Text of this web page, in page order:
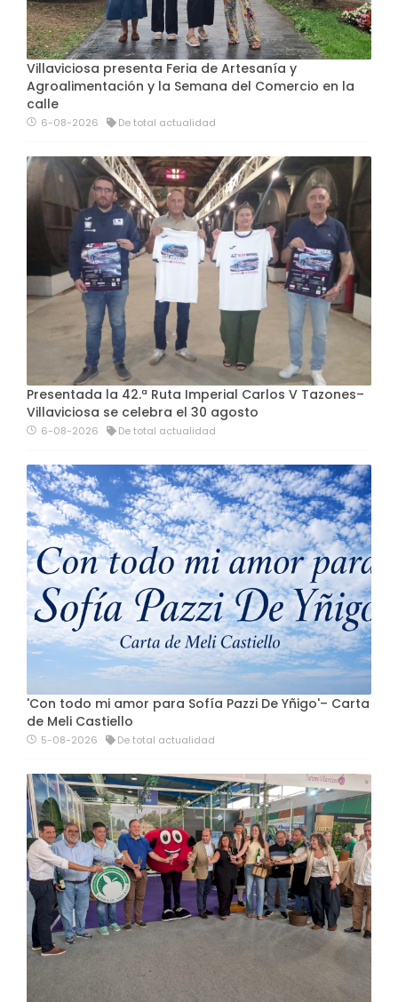
Villaviciosa presenta Feria de Artesanía y
Agroalimentación y la Semana del Comercio en la
calle
6-08-2026 De total actualidad
Presentada la 42.ª Ruta Imperial Carlos V Tazones–
Villaviciosa se celebra el 30 agosto
6-08-2026 De total actualidad
'Con todo mi amor para Sofía Pazzi De Yñigo'– Carta
de Meli Castiello
5-08-2026 De total actualidad